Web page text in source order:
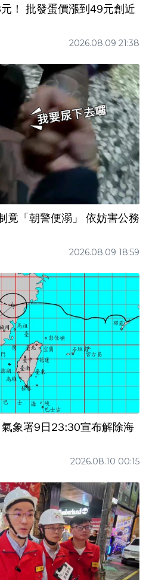
！ 批發蛋價漲到49元創近
2026.08.09 21:38
竟「朝警便溺」 依妨害公務
2026.08.09 18:59
象署9日23:30宣布解除海
2026.08.10 00:15